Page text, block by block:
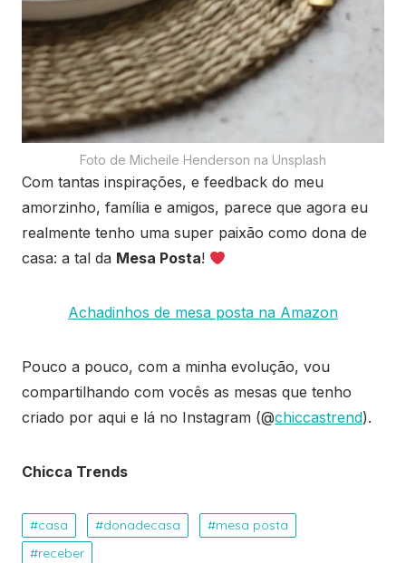
Foto de Micheile Henderson na Unsplash
Com tantas inspirações, e feedback do meu
amorzinho, família e amigos, parece que agora eu
realmente tenho uma super paixão como dona de
casa: a tal da Mesa Posta!
Achadinhos de mesa posta na Amazon
Pouco a pouco, com a minha evolução, vou
compartilhando com vocês as mesas que tenho
criado por aqui e lá no Instagram (@chiccastrend).
Chicca Trends
casa donadecasa
mesa posta
receber